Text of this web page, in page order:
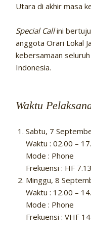
Utara di akhir masa
Special Callini
anggota Orari Lokal
kebersamaan
Indonesia.
Waktu
Sabtu, 7
Waktu : 02.00 –
Mode : Phone
Frekuensi : HF
Minggu, 8
Waktu : 12.00 –
Mode : Phone
Frekuensi : VHF